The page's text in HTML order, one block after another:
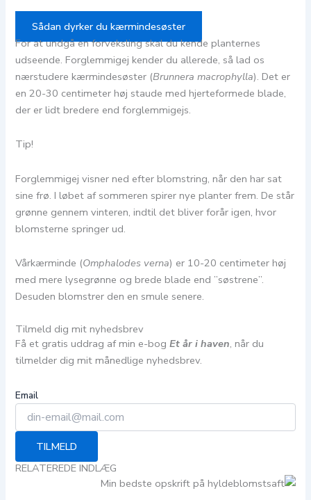
Sådan dyrker du kærmindesøster
For at undgå en forveksling skal du kende planternes
udseende. Forglemmigej kender du allerede, så lad os
nærstudere kærmindesøster (Brunnera macrophylla). Det er
en 20-30 centimeter høj staude med hjerteformede blade,
der er lidt bredere end forglemmigejs.
Tip!
Forglemmigej visner ned efter blomstring, når den har sat
sine frø. I løbet af sommeren spirer nye planter frem. De står
grønne gennem vinteren, indtil det bliver forår igen, hvor
blomsterne springer ud.
Vårkærminde (Omphalodes verna) er 10-20 centimeter høj
med mere lysegrønne og brede blade end ”søstrene”.
Desuden blomstrer den en smule senere.
Tilmeld dig mit nyhedsbrev
Få et gratis uddrag af min e-bogEt år i haven, når du
tilmelder dig mit månedlige nyhedsbrev.
Email
TILMELD
RELATEREDE INDLÆG